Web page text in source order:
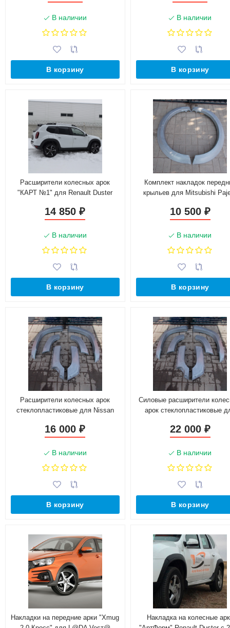
В наличии
В корзину
В наличии
В корзину
Расширители колесных арок
"КАРТ №1" для Renault Duster
14 850₽
В наличии
В корзину
Комплект накладок
крыльев для Mitsubishi
10 500 ₽
В наличии
В корзину
Расширители колесных арок
стеклопластиковые для Nissan
16 000₽
В наличии
В корзину
Силовые расширители
арок стеклопластиковые
22 000 ₽
В наличии
В корзину
Накладки на передние арки "Xmug
Накладка на колесные